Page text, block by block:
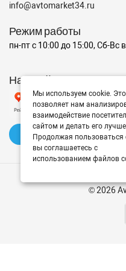
info@avtomarket34.ru
Режим работы
пн-пт с 10:00 до 15:00, Сб-Вс
Наш рейтинг на
✍️ Оставить отзыв
© 2026
Мы используем cookie. Это
позволяет нам
взаимодействие
сайтом и делать его
Продолжая пользоваться
вы соглашаетесь с
использованием файлов